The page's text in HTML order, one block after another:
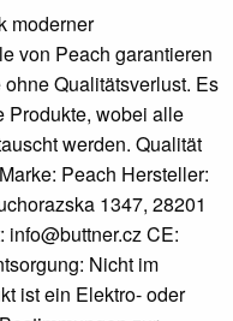
moderner
von Peach garantieren
Qualitätsverlust. Es
Produkte, wobei alle
werden. Qualität
Peach Hersteller:
1347, 28201
CE:
Nicht im
ist ein Elektro- oder